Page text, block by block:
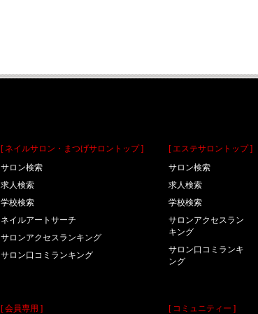
[ ネイルサロン・まつげサロントップ ]
サロン検索
求人検索
学校検索
ネイルアートサーチ
サロンアクセスランキング
サロン口コミランキング
[ 会員専用 ]
[ エステサロントップ ]
サロン検索
求人検索
学校検索
サロンアクセスラン
キング
サロン口コミランキ
ング
[ コミュニティー ]